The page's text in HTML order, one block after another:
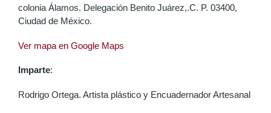
colonia Álamos. Delegación Benito Juárez,.C. P. 03400,
Ciudad de México.
Ver mapa en Google Maps
Imparte:
Rodrigo Ortega. Artista plástico y Encuadernador Artesanal